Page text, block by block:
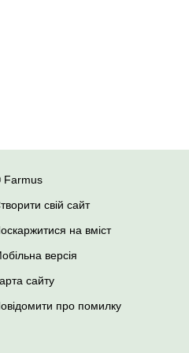
Farmus
свій сайт
на вміст
версія
сайту
про помилку